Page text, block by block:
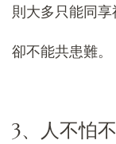
則大多只能同享
卻不能共患難。
3、人不怕